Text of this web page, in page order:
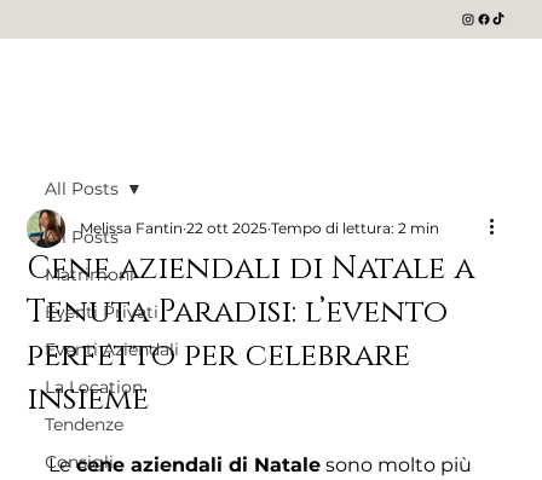
All Posts
Matrimoni
Eventi Privati
Eventi Aziendali
La Location
Tendenze
Consigli
All Posts
Cene aziendali di Natale a
Tenuta Paradisi: l’evento
perfetto per celebrare
insieme
Melissa Fantin 22 ott 2025 Tempo di lettura: 2 min
Le cene aziendali di Natale sono molto più